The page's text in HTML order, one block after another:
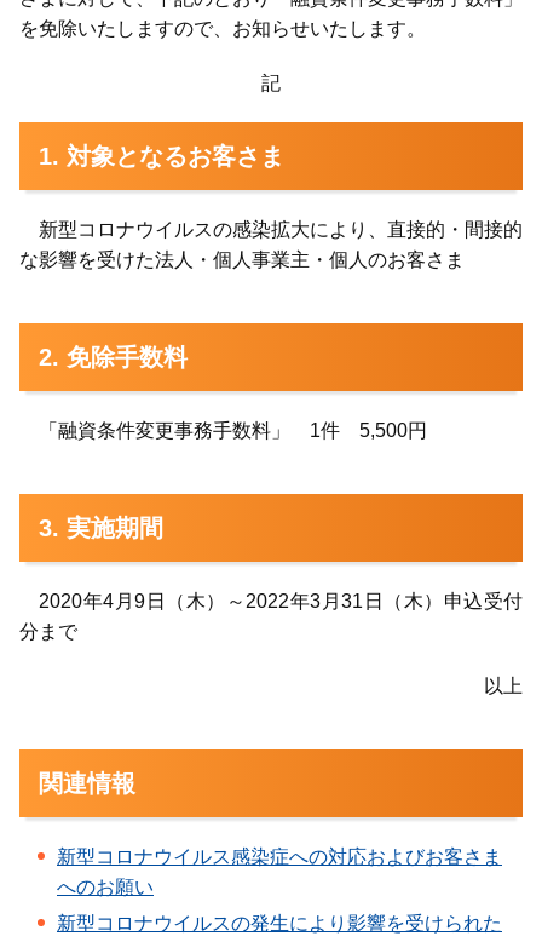
を免除いたしますので、お知らせいたします。
記
1. 対象となるお客さま
新型コロナウイルスの感染拡大により、直接的・間接的
な影響を受けた法人・個人事業主・個人のお客さま
2. 免除手数料
「融資条件変更事務手数料」 1件 5,500円
3. 実施期間
2020年4月9日（木）～2022年3月31日（木）申込受付
分まで
以上
関連情報
新型コロナウイルス感染症への対応およびお客さま
へのお願い
新型コロナウイルスの発生により影響を受けられた